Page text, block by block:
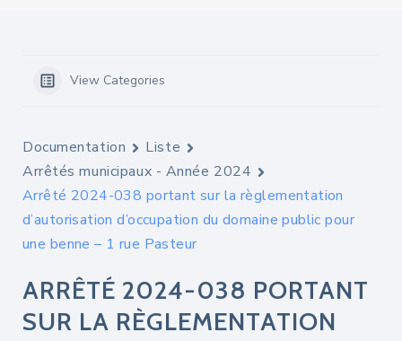
View Categories
Documentation
Liste
Arrêtés municipaux - Année 2024
Arrêté 2024-038 portant sur la règlementation
d’autorisation d’occupation du domaine public pour
une benne – 1 rue Pasteur
ARRÊTÉ 2024-038 PORTANT
SUR LA RÈGLEMENTATION